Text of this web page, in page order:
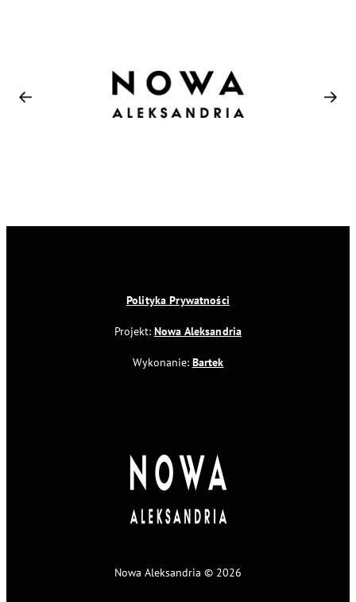
Polityka Prywatności
Projekt: Nowa Aleksandria
Wykonanie: Bartek
Nowa Aleksandria © 2026